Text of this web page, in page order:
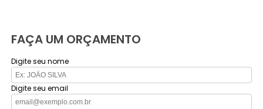
FAÇA UM ORÇAMENTO
Digite seu nome
Digite seu email